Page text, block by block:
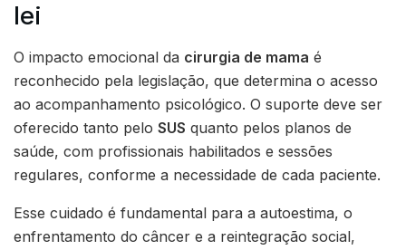
lei
O impacto emocional da cirurgia de mama é
reconhecido pela legislação, que determina o acesso
ao acompanhamento psicológico. O suporte deve ser
oferecido tanto pelo SUS quanto pelos planos de
saúde, com profissionais habilitados e sessões
regulares, conforme a necessidade de cada paciente.
Esse cuidado é fundamental para a autoestima, o
enfrentamento do câncer e a reintegração social,